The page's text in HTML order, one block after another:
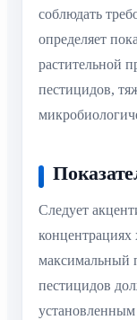
соблюдать
определяет
растительной
пестицидов,
Следует
максимальный
пестицидов